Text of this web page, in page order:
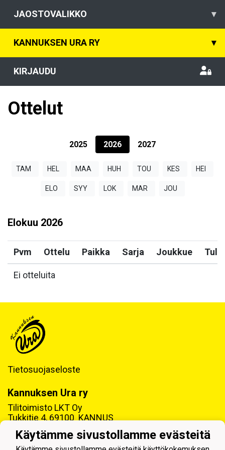
JAOSTOVALIKKO ▾
KANNUKSEN URA RY ▾
KIRJAUDU
Ottelut
2025 2026 2027
TAM HEL MAA HUH TOU KES HEI
ELO SYY LOK MAR JOU
Elokuu 2026
Pvm Ottelu Paikka Sarja Joukkue
Ei otteluita
Tietosuojaseloste
Kannuksen Ura ry
Tilitoimisto LKT Oy
Tukkitie 4, 69100 KANNUS
Y-tunnus: 0218992-7
Käytämme sivustollamme evästeitä